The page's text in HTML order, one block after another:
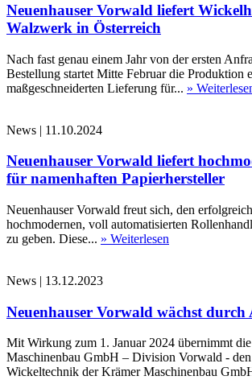
Neuenhauser Vorwald liefert
Walzwerk in Österreich
Nach fast genau einem Jahr von der ersten
Bestellung startet Mitte Februar die Produktion
maßgeschneiderten Lieferung für... »
News | 11.10.2024
Neuenhauser Vorwald liefert
für namenhaften Papierhersteller
Neuenhauser Vorwald freut sich, den
hochmodernen, voll automatisierten
zu geben. Diese... » Weiterlesen
News | 13.12.2023
Neuenhauser Vorwald wächst durch
Mit Wirkung zum 1. Januar 2024 übernimmt
Maschinenbau GmbH – Division Vorwald -
Wickeltechnik der Krämer Maschinenbau